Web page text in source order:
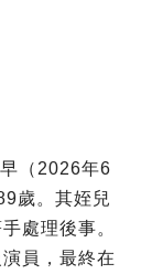
（2026年6
歲。其姪兒
處理後事。
員，最終在